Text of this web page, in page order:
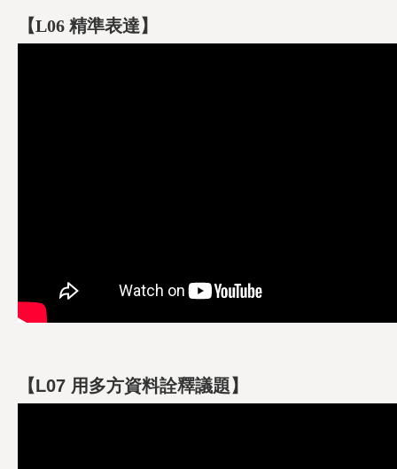
【L06 精準表達】
【L07 用多方資料詮釋議題】